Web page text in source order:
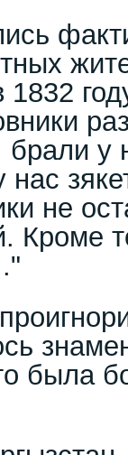
1832
у
не
Кроме
была